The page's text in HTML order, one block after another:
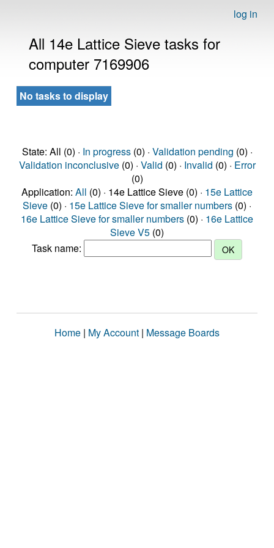
log in
All 14e Lattice Sieve tasks for
computer 7169906
No tasks to display
State: All (0) · In progress(0) · Validation pending (0) ·
Validation inconclusive(0) · Valid (0) · Invalid (0) · Error
(0)
Application: All (0) · 14e Lattice Sieve (0) · 15e Lattice
Sieve (0) · 15e Lattice Sieve for smaller numbers (0) ·
16e Lattice Sieve for smaller numbers (0) · 16e Lattice
Sieve V5 (0)
Task name:
Home | My Account | Message Boards